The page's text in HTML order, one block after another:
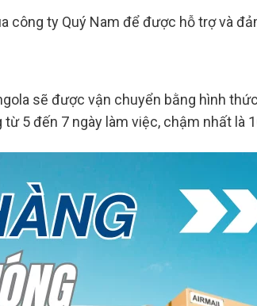
công ty Quý Nam để được hỗ trợ và
sẽ được vận chuyển bằng hình
5 đến 7 ngày làm việc, chậm nhất là